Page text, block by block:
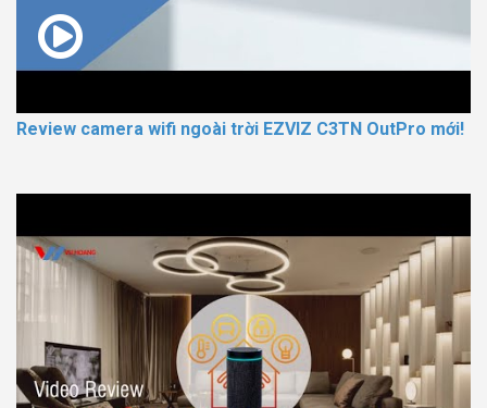
Review camera wifi ngoài trời EZVIZ C3TN OutPro mới!